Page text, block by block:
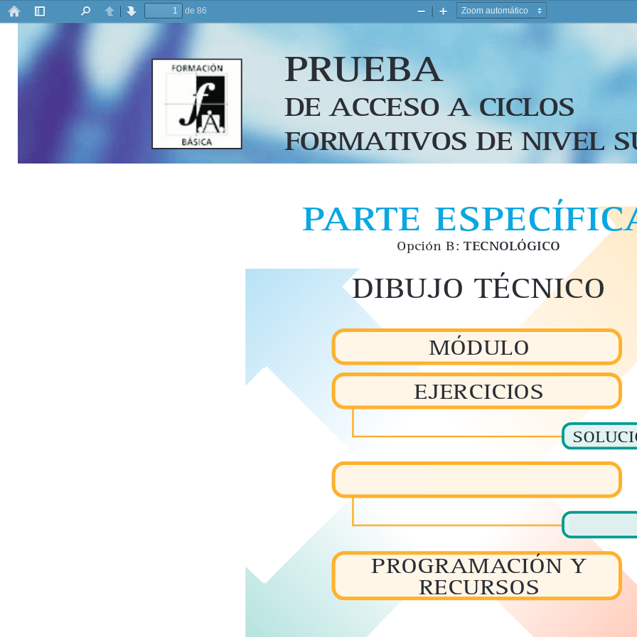
Barra
BuscarAnteriorSiguiente
de 86
Zoom
Zoom
PARTE
DIBUJO TÉCNICO
PRUEBA
DE ACCESO A CICLOS
FORMATIVOS DE NIVEL
Opción B: TECNOLÓGICO
MÓDULO
EJERCICIOS
PROGRAMACIÓN Y
RECURSOS